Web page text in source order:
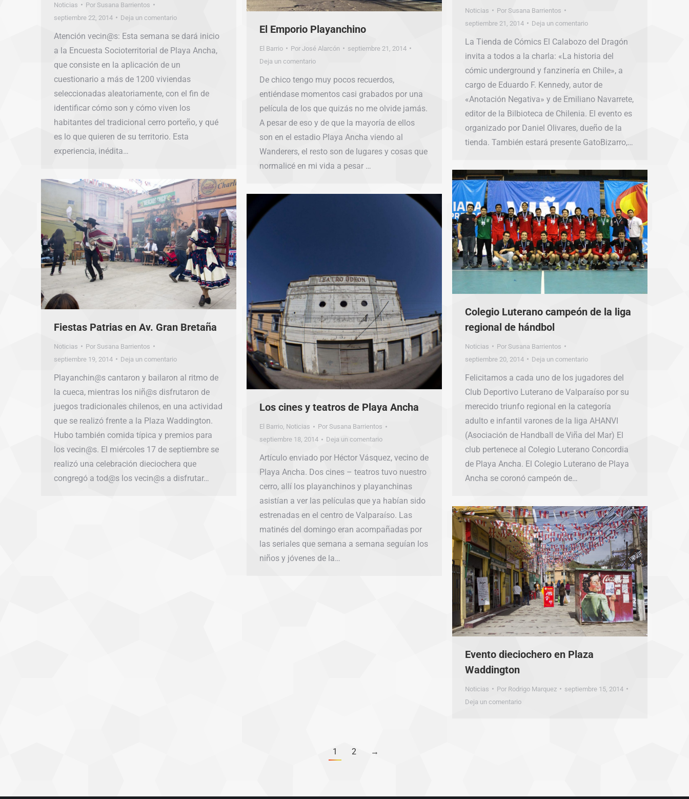
Noticias Por Susana Barrientos
septiembre 22, 2014
Deja un comentario
Atención vecin@s: Esta semana se dará inicio
a la Encuesta Socioterritorial de Playa Ancha,
que consiste en la aplicación de un
cuestionario a más de 1200 viviendas
seleccionadas aleatoriamente, con el fin de
identificar cómo son y cómo viven los
habitantes del tradicional cerro porteño, y qué
es lo que quieren de su territorio. Esta
experiencia, inédita…
El Emporio Playanchino
El Barrio Por José Alarcón
septiembre 21, 2014
Deja un comentario
De chico tengo muy pocos recuerdos,
entiéndase momentos casi grabados por una
película de los que quizás no me olvide jamás.
A pesar de eso y de que la mayoría de ellos
son en el estadio Playa Ancha viendo al
Wanderers, el resto son de lugares y cosas que
normalicé en mi vida a pesar …
Noticias Por Susana Barrientos
septiembre 21, 2014
Deja un comentario
La Tienda de Cómics El Calabozo del Dragón
invita a todos a la charla: «La historia del
cómic underground y fanzinería en Chile», a
cargo de Eduardo F. Kennedy, autor de
«Anotación Negativa» y de Emiliano Navarrete,
editor de la Bilbioteca de Chilenia. El evento es
organizado por Daniel Olivares, dueño de la
tienda. También estará presente GatoBizarro,…
Colegio Luterano campeón de la liga
regional de hándbol
Noticias Por Susana Barrientos
septiembre 20, 2014
Deja un comentario
Felicitamos a cada uno de los jugadores del
Club Deportivo Luterano de Valparaíso por su
merecido triunfo regional en la categoría
adulto e infantil varones de la liga AHANVI
(Asociación de Handball de Viña del Mar) El
club pertenece al Colegio Luterano Concordia
de Playa Ancha. El Colegio Luterano de Playa
Ancha se coronó campeón de…
Fiestas Patrias en Av. Gran Bretaña
Noticias Por Susana Barrientos
septiembre 19, 2014
Deja un comentario
Playanchin@s cantaron y bailaron al ritmo de
la cueca, mientras los niñ@s disfrutaron de
juegos tradicionales chilenos, en una actividad
que se realizó frente a la Plaza Waddington.
Hubo también comida típica y premios para
los vecin@s. El miércoles 17 de septiembre se
realizó una celebración dieciochera que
congregó a tod@s los vecin@s a disfrutar…
Los cines y teatros de Playa Ancha
El Barrio, Noticias Por Susana Barrientos
septiembre 18, 2014
Deja un comentario
Artículo enviado por Héctor Vásquez, vecino de
Playa Ancha. Dos cines – teatros tuvo nuestro
cerro, allí los playanchinos y playanchinas
asistían a ver las películas que ya habían sido
estrenadas en el centro de Valparaíso. Las
matinés del domingo eran acompañadas por
las seriales que semana a semana seguían los
niños y jóvenes de la…
Evento dieciochero en Plaza
Waddington
Noticias Por Rodrigo Marquez
septiembre 15, 2014
Deja un comentario
1 2 →